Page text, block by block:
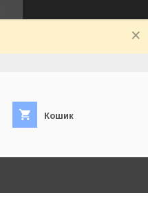
Кошик